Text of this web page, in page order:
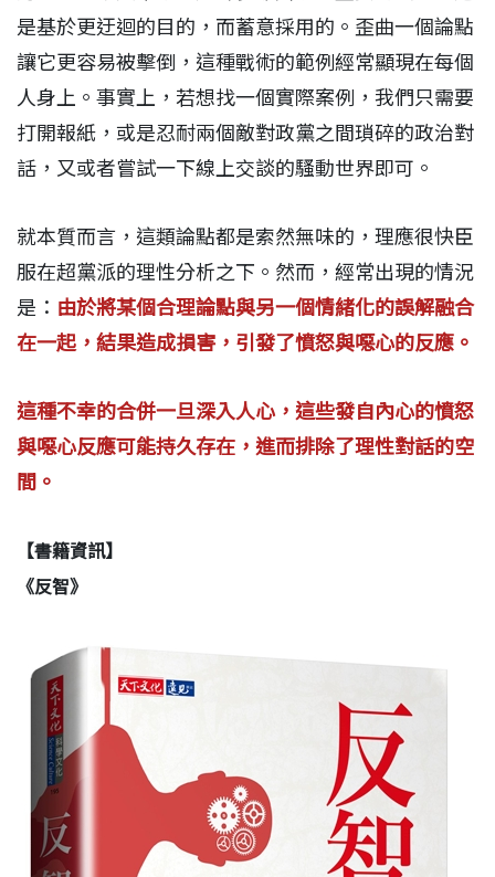
是基於更迂迴的目的，而蓄意採用的。歪曲一個論點
讓它更容易被擊倒，這種戰術的範例經常顯現在每個
人身上。事實上，若想找一個實際案例，我們只需要
打開報紙，或是忍耐兩個敵對政黨之間瑣碎的政治對
話，又或者嘗試一下線上交談的騷動世界即可。
就本質而言，這類論點都是索然無味的，理應很快臣
服在超黨派的理性分析之下。然而，經常出現的情況
是： 由於將某個合理論點與另一個情緒化的誤解融合
在一起，結果造成損害，引發了憤怒與噁心的反應。
這種不幸的合併一旦深入人心，這些發自內心的憤怒
與噁心反應可能持久存在，進而排除了理性對話的空
間。
【書籍資訊】
《反智》